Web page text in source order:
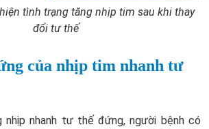
tình trạng tăng nhịp tim sau khi thay
đổi tư thế
của nhịp tim nhanh tư
nhịp nhanh tư thế đứng, người bệnh có